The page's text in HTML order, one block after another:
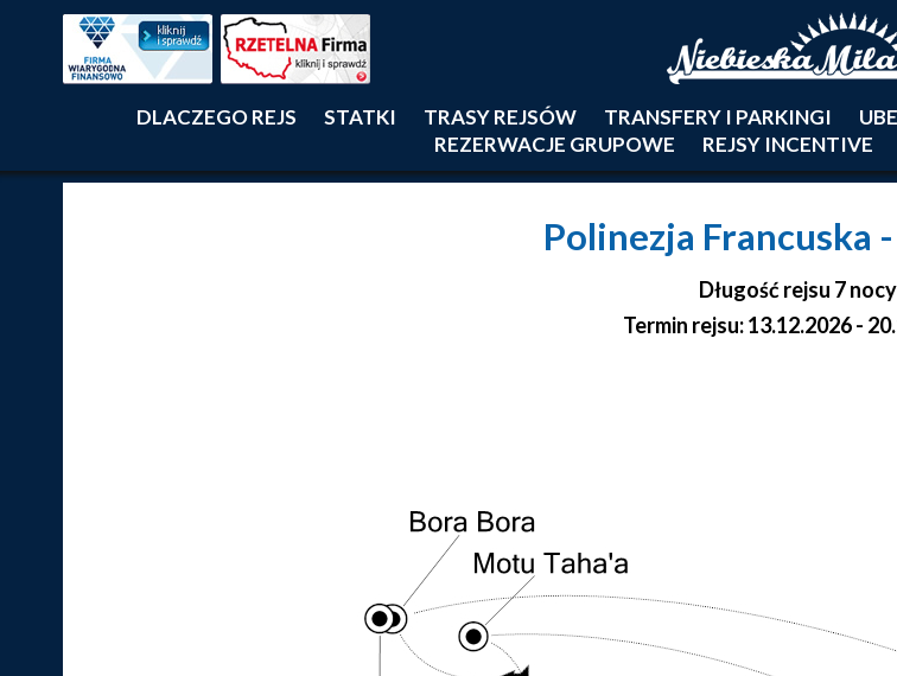
DLACZEGO REJS STATKI TRASY REJSÓW TRANSFERY I PARKINGI
REZERWACJE GRUPOWE
REJSY INCENTIVE
Polinezja Francuska
Długość rejsu 7 nocy
Termin rejsu: 13.12.2026 -